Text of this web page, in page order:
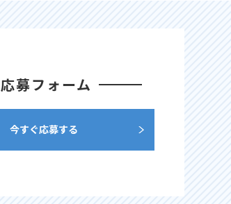
応募フォーム
今すぐ応募する